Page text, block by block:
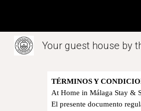
Your guest house by
TÉRMINOS Y
At Home in Málaga Stay &
El presente documento